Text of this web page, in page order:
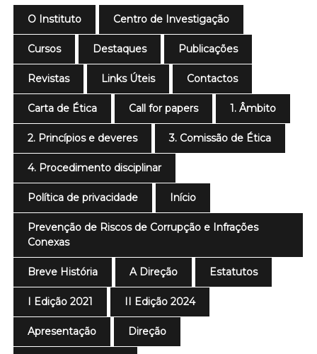
O Instituto Centro de Investigação
Cursos Destaques Publicações
Revistas Links Úteis Contactos
Carta de Ética Call for papers 1. Âmbito
2. Princípios e deveres 3. Comissão de Ética
4. Procedimento disciplinar
Política de privacidade Início
Prevenção de Riscos de Corrupção e Infrações
Conexas
Breve História A Direção Estatutos
I Edição 2021 II Edição 2024
Apresentação Direção